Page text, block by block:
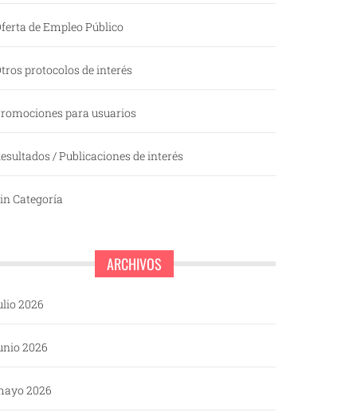
de Empleo Público
protocolos de interés
para usuarios
/ Publicaciones de interés
Categoría
ARCHIVOS
2026
2026
2026